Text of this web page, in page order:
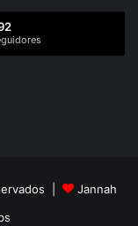
|
Jannah